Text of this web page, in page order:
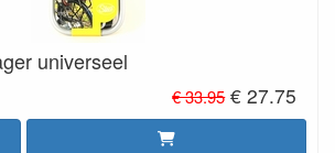
universeel
€ 33.95 € 27.75